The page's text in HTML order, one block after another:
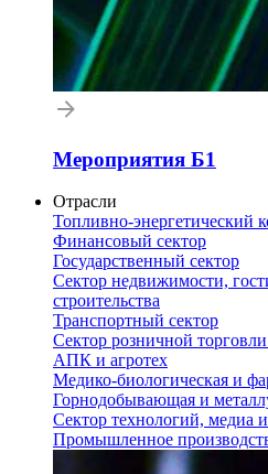
Мероприятия Б1
Отрасли
Топливно-энергетический
Финансовый сектор
Государственный сектор
Сектор недвижимости,
строительства
Транспортный сектор
Сектор розничной
АПК и агротех
Медико-биологическая и
Горнодобывающая и
Сектор технологий, медиа
Промышленное